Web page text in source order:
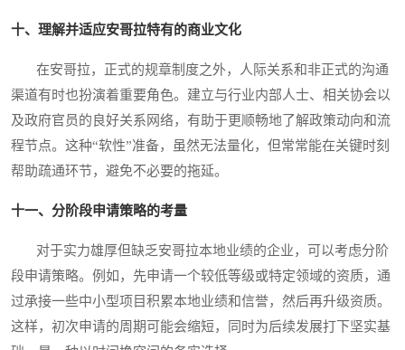
十、理解并适应安哥拉特有的商业文化
在安哥拉，正式的规章制度之外，人际关系和非正式的沟通
渠道有时也扮演着重要角色。建立与行业内部人士、相关协会以
及政府官员的良好关系网络，有助于更顺畅地了解政策动向和流
程节点。这种“软性”准备，虽然无法量化，但常常能在关键时刻
帮助疏通环节，避免不必要的拖延。
十一、分阶段申请策略的考量
对于实力雄厚但缺乏安哥拉本地业绩的企业，可以考虑分阶
段申请策略。例如，先申请一个较低等级或特定领域的资质，通
过承接一些中小型项目积累本地业绩和信誉，然后再升级资质。
这样，初次申请的周期可能会缩短，同时为后续发展打下坚实基